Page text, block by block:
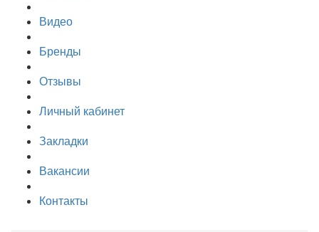
Видео
Бренды
Отзывы
Личный кабинет
Закладки
Вакансии
Контакты